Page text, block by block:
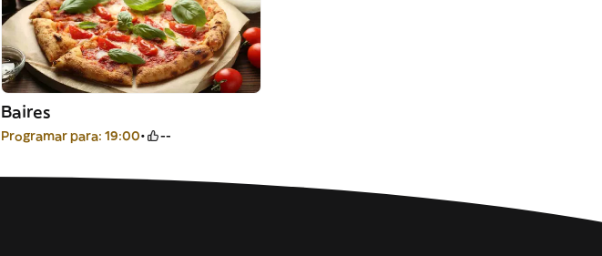
Baires
Programar para: 19:00 --